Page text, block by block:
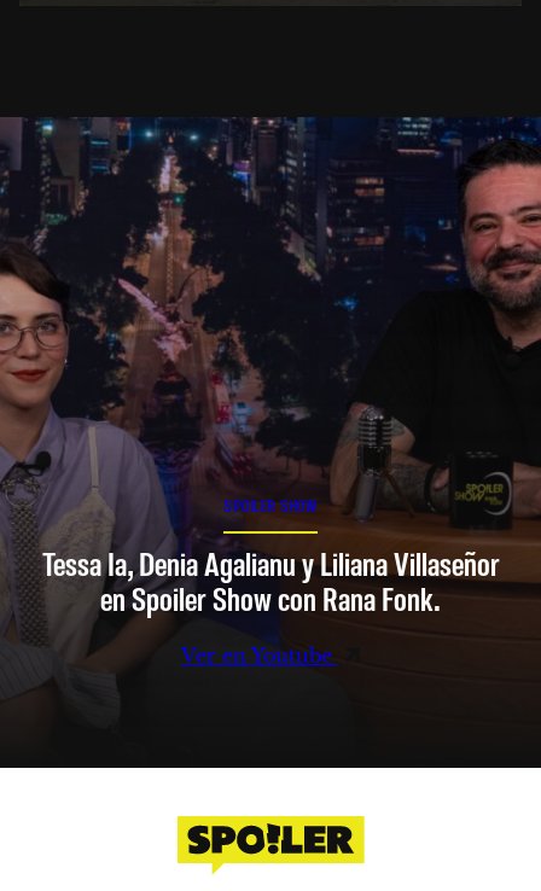
SPOILER SHOW
Tessa Ia, Denia Agalianu y Liliana Villaseñor
en Spoiler Show con Rana Fonk.
Ver en Youtube